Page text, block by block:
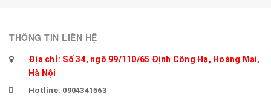
THÔNG TIN LIÊN HỆ
Địa chỉ: Số 34, ngõ 99/110/65 Định Công Hạ, Hoàng Mai,
Hà Nội
Hotline: 0904341563